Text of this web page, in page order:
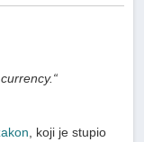
, koji je stupio